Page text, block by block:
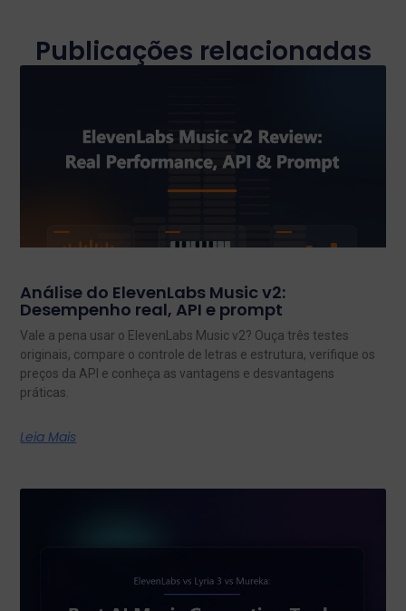
Publicações relacionadas
Análise do ElevenLabs Music v2:
Desempenho real, API e prompt
Vale a pena usar o ElevenLabs Music v2? Ouça três testes
originais, compare o controle de letras e estrutura, verifique os
preços da API e conheça as vantagens e desvantagens
práticas.
Leia Mais